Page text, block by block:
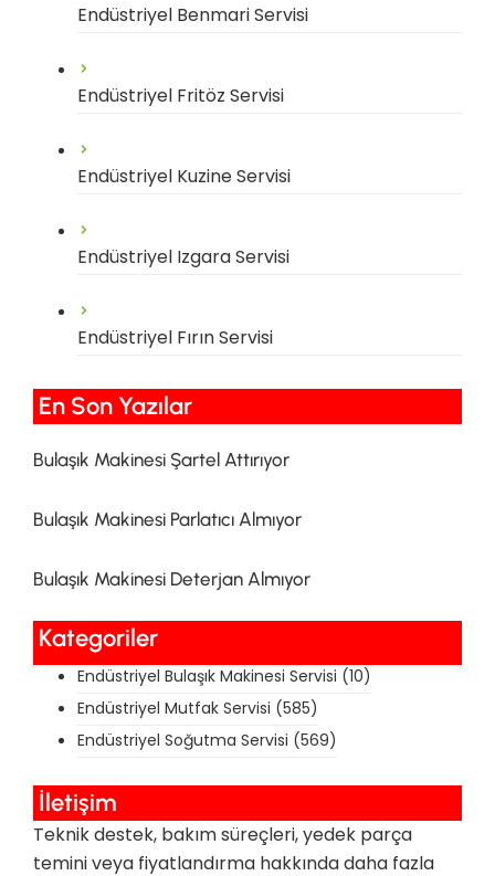
Endüstriyel Benmari Servisi
Endüstriyel Fritöz Servisi
Endüstriyel Kuzine Servisi
Endüstriyel Izgara Servisi
Endüstriyel Fırın Servisi
En Son Yazılar​
Bulaşık Makinesi Şartel Attırıyor
Bulaşık Makinesi Parlatıcı Almıyor
Bulaşık Makinesi Deterjan Almıyor
Kategoriler
Endüstriyel Bulaşık Makinesi Servisi (10)
Endüstriyel Mutfak Servisi (585)
Endüstriyel Soğutma Servisi (569)
İletişim
Teknik destek, bakım süreçleri, yedek parça
temini veya fiyatlandırma hakkında daha fazla